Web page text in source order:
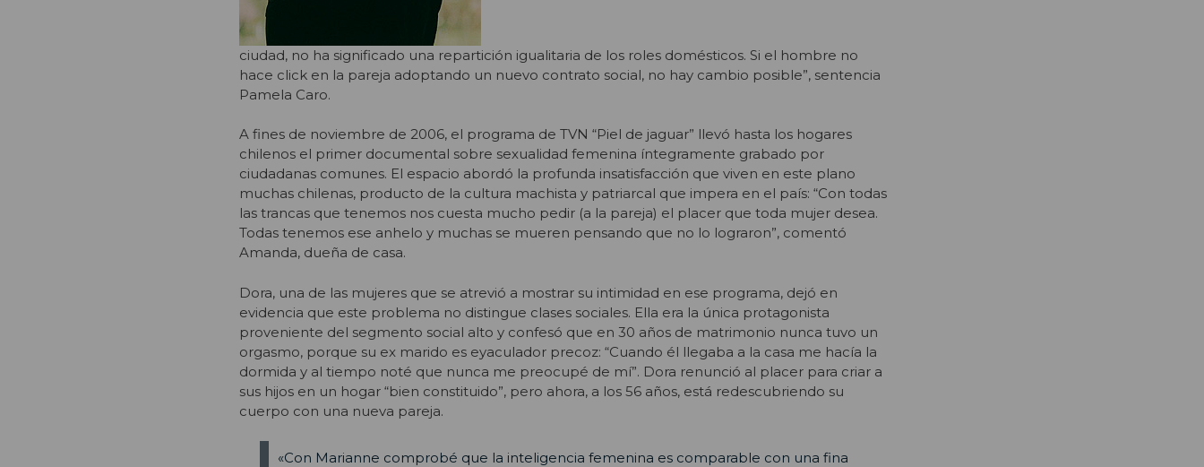
ciudad, no ha significado una repartición igualitaria de los roles domésticos. Si el hombre no
hace click en la pareja adoptando un nuevo contrato social, no hay cambio posible”, sentencia
Pamela Caro.
A fines de noviembre de 2006, el programa de TVN “Piel de jaguar” llevó hasta los hogares
chilenos el primer documental sobre sexualidad femenina íntegramente grabado por
ciudadanas comunes. El espacio abordó la profunda insatisfacción que viven en este plano
muchas chilenas, producto de la cultura machista y patriarcal que impera en el país: “Con todas
las trancas que tenemos nos cuesta mucho pedir (a la pareja) el placer que toda mujer desea.
Todas tenemos ese anhelo y muchas se mueren pensando que no lo lograron”, comentó
Amanda, dueña de casa.
Dora, una de las mujeres que se atrevió a mostrar su intimidad en ese programa, dejó en
evidencia que este problema no distingue clases sociales. Ella era la única protagonista
proveniente del segmento social alto y confesó que en 30 años de matrimonio nunca tuvo un
orgasmo, porque su ex marido es eyaculador precoz: “Cuando él llegaba a la casa me hacía la
dormida y al tiempo noté que nunca me preocupé de mí”. Dora renunció al placer para criar a
sus hijos en un hogar “bien constituido”, pero ahora, a los 56 años, está redescubriendo su
cuerpo con una nueva pareja.
«Con Marianne comprobé que la inteligencia femenina es comparable con una fina